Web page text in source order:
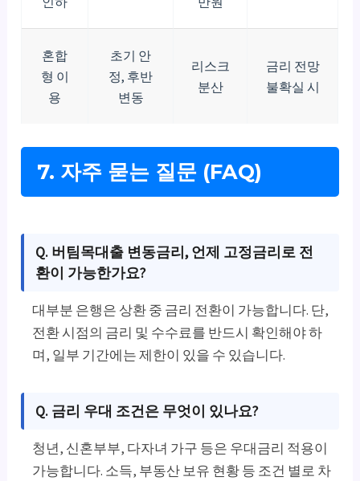
혼합
형 이
용
초기 안
정, 후반
변동
리스크
분산
금리 전망
불확실 시
7. 자주 묻는 질문 (FAQ)
Q. 버팀목대출 변동금리, 언제 고정금리로 전
환이 가능한가요?
대부분 은행은 상환 중 금리 전환이 가능합니다. 단,
전환 시점의 금리 및 수수료를 반드시 확인해야 하
며, 일부 기간에는 제한이 있을 수 있습니다.
Q. 금리 우대 조건은 무엇이 있나요?
청년, 신혼부부, 다자녀 가구 등은 우대금리 적용이
가능합니다. 소득, 부동산 보유 현황 등 조건 별로 차